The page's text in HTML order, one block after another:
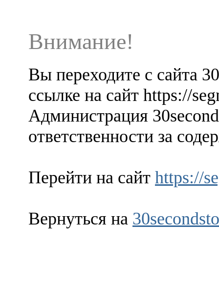
Внимание!
Вы переходите с сайта
ссылке на сайт https://
Администрация
ответственности за
Перейти на сайт https://
Вернуться на